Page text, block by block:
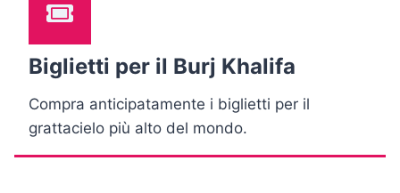
Biglietti per il Burj Khalifa
Compra anticipatamente i biglietti per il
grattacielo più alto del mondo.